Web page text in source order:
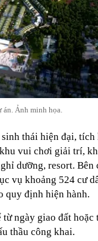
án. Ảnh minh họa.
thái hiện đại,
vui chơi giải trí,
dưỡng, resort. Bên
vụ khoảng 524 cư
quy định hiện hành.
ngày giao đất hoặc
thầu công khai.